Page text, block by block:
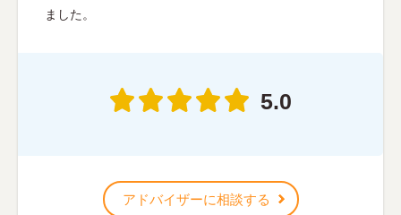
ました。
5.0
アドバイザーに相談する